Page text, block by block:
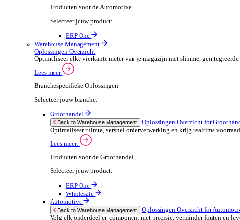
Wholesale
Automotive
Back to POS Oplossingen
Beheer complexe productassortimenten en houd
Lees meer:
POS Producten voor de Automotive
Selecteer jouw product:
ERP One
Dimasys
Financiële Administratie
Financieel overzicht is cruciaal voor het succes van je
Branchespecifieke Oplossingen
Selecteer jouw branche: